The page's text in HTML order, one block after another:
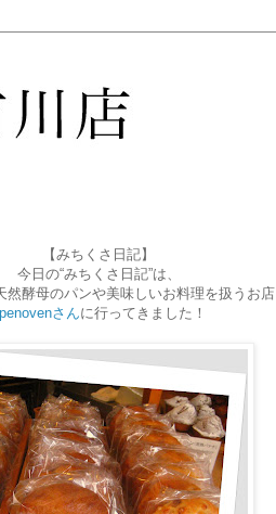
【みちくさ日記】
今日の“みちくさ日記”は、
然酵母のパンや美味しいお料理を扱うお店
さんに行ってきました！